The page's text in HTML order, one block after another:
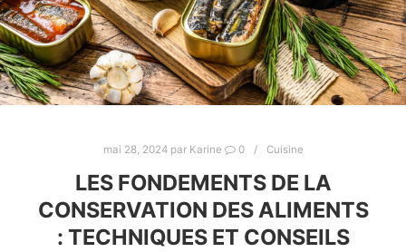
mai 28, 2024par Karine 0 Cuisine
LES FONDEMENTS DE LA
CONSERVATION DES ALIMENTS
: TECHNIQUES ET CONSEILS